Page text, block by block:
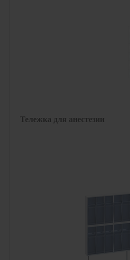
Тележка для анестезии